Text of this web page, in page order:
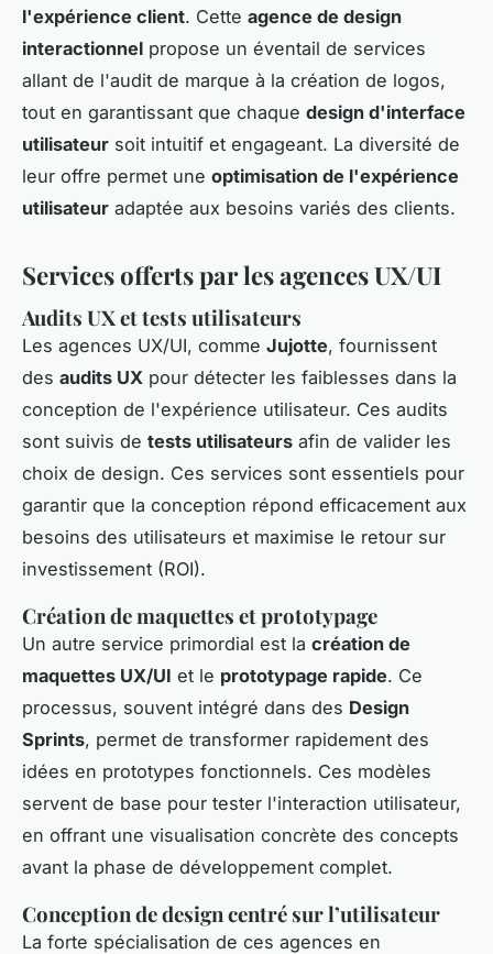
l'expérience client. Cette agence de design
interactionnel propose un éventail de services
allant de l'audit de marque à la création de logos,
tout en garantissant que chaque design d'interface
utilisateur soit intuitif et engageant. La diversité de
leur offre permet une optimisation de l'expérience
utilisateur adaptée aux besoins variés des clients.
Services offerts par les agences UX/UI
Audits UX et tests utilisateurs
Les agences UX/UI, comme Jujotte, fournissent
des audits UX pour détecter les faiblesses dans la
conception de l'expérience utilisateur. Ces audits
sont suivis de tests utilisateurs afin de valider les
choix de design. Ces services sont essentiels pour
garantir que la conception répond efficacement aux
besoins des utilisateurs et maximise le retour sur
investissement (ROI).
Création de maquettes et prototypage
Un autre service primordial est la création de
maquettes UX/UI et le prototypage rapide. Ce
processus, souvent intégré dans des Design
Sprints, permet de transformer rapidement des
idées en prototypes fonctionnels. Ces modèles
servent de base pour tester l'interaction utilisateur,
en offrant une visualisation concrète des concepts
avant la phase de développement complet.
Conception de design centré sur l’utilisateur
La forte spécialisation de ces agences en